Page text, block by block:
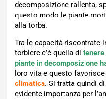
decomposizione rallenta,
questo modo le piante
alla torba.
Tra le capacità riscontrate
torbiere c’è quella di tenere
piante in decomposizione
loro vita e questo favorisce
climatica. Si tratta quindi
evidente importanza per